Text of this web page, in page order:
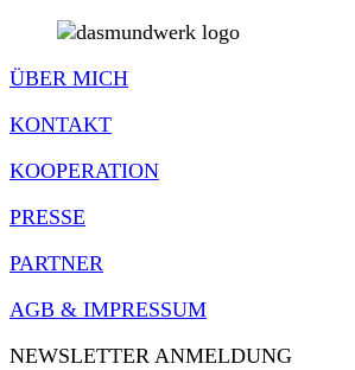
ÜBER MICH
KONTAKT
KOOPERATION
PRESSE
PARTNER
AGB & IMPRESSUM
NEWSLETTER ANMELDUNG